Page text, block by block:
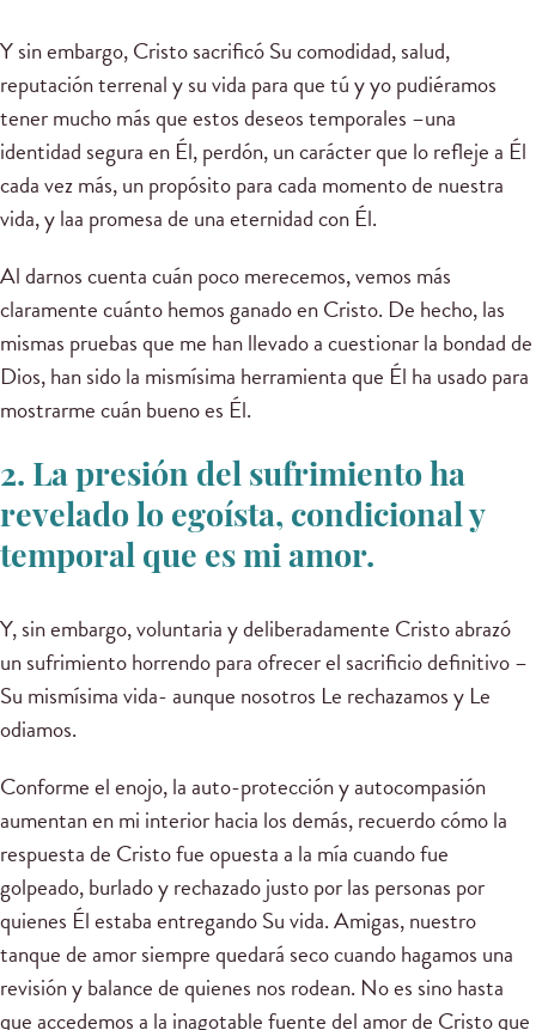
Y sin embargo, Cristo sacrificó Su comodidad, salud,
reputación terrenal y su vida para que tú y yo pudiéramos
tener mucho más que estos deseos temporales –una
identidad segura en Él, perdón, un carácter que lo refleje a Él
cada vez más, un propósito para cada momento de nuestra
vida, y laa promesa de una eternidad con Él.
Al darnos cuenta cuán poco merecemos, vemos más
claramente cuánto hemos ganado en Cristo. De hecho, las
mismas pruebas que me han llevado a cuestionar la bondad de
Dios, han sido la mismísima herramienta que Él ha usado para
mostrarme cuán bueno es Él.
2. La presión del sufrimiento ha
revelado lo egoísta, condicional y
temporal que es mi amor.
Y, sin embargo, voluntaria y deliberadamente Cristo abrazó
un sufrimiento horrendo para ofrecer el sacrificio definitivo –
Su mismísima vida- aunque nosotros Le rechazamos y Le
odiamos.
Conforme el enojo, la auto-protección y autocompasión
aumentan en mi interior hacia los demás, recuerdo cómo la
respuesta de Cristo fue opuesta a la mía cuando fue
golpeado, burlado y rechazado justo por las personas por
quienes Él estaba entregando Su vida. Amigas, nuestro
tanque de amor siempre quedará seco cuando hagamos una
revisión y balance de quienes nos rodean. No es sino hasta
que accedemos a la inagotable fuente del amor de Cristo que